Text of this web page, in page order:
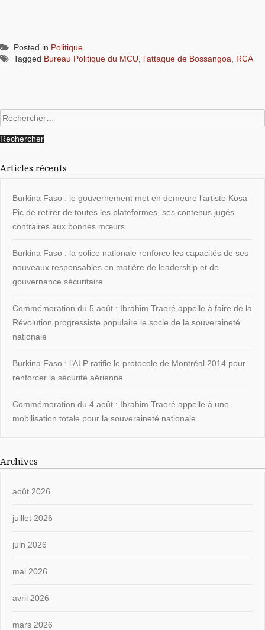
Posted in Politique
Tagged Bureau Politique du MCU l'attaque de Bossangoa RCA
Rechercher :
Articles récents
Burkina Faso : le gouvernement met en demeure l’artiste Kosa
Pic de retirer de toutes les plateformes, ses contenus jugés
contraires aux bonnes mœurs
Burkina Faso : la police nationale renforce les capacités de ses
nouveaux responsables en matière de leadership et de
gouvernance sécuritaire
Commémoration du 5 août : Ibrahim Traoré appelle à faire de la
Révolution progressiste populaire le socle de la souveraineté
nationale
Burkina Faso : l’ALP ratifie le protocole de Montréal 2014 pour
renforcer la sécurité aérienne
Commémoration du 4 août : Ibrahim Traoré appelle à une
mobilisation totale pour la souveraineté nationale
Archives
août 2026
juillet 2026
juin 2026
mai 2026
avril 2026
mars 2026